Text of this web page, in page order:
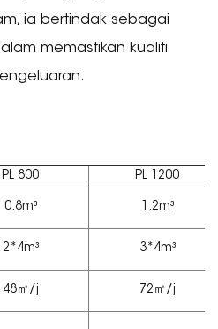
ia bertindak sebagai
memastikan kualiti
PL 800
PL 1200
0.8m³ 1.2m³
2*4m³ 3*4m³
48㎡/j 72㎡/j